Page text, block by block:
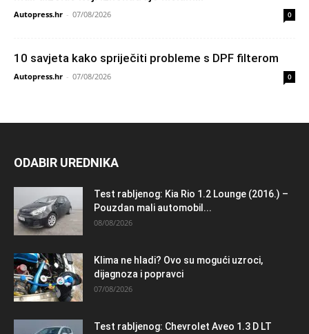
Autopress.hr - 07/08/2026 0
10 savjeta kako spriječiti probleme s DPF filterom
Autopress.hr - 07/08/2026 0
ODABIR UREDNIKA
Test rabljenog: Kia Rio 1.2 Lounge (2016.) –
Pouzdan mali automobil...
08/08/2026
Klima ne hladi? Ovo su mogući uzroci,
dijagnoza i popravci
07/08/2026
Test rabljenog: Chevrolet Aveo 1.3 D LT